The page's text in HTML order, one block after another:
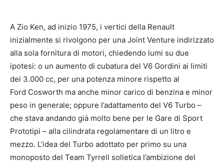
A Zio Ken, ad inizio 1975, i vertici della Renault
inizialmente si rivolgono per una Joint Venture indirizzato
alla sola fornitura di motori, chiedendo lumi su due
ipotesi: o un aumento di cubatura del V6 Gordini ai limiti
dei 3.000 cc, per una potenza minore rispetto al
Ford Cosworth ma anche minor carico di benzina e minor
peso in generale; oppure l’adattamento del V6 Turbo –
che stava andando già molto bene per le Gare di Sport
Prototipi – alla cilindrata regolamentare di un litro e
mezzo. L’idea del Turbo adottato per primo su una
monoposto del Team Tyrrell solletica l’ambizione del